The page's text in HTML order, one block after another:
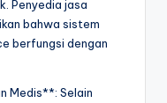
Penyedia jasa
bahwa sistem
berfungsi dengan
Medis**: Selain